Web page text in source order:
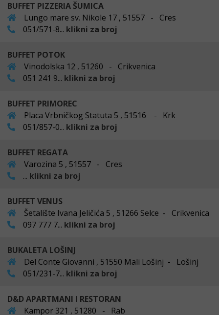
BUFFET PIZZERIA ŠUMICA
Lungo mare sv. Nikole 17 , 51557 - Cres
051/571-8... klikni za broj
BUFFET POTOK
Vinodolska 12 , 51260 - Crikvenica
051 241 9... klikni za broj
BUFFET PRIMOREC
Placa Vrbničkog Statuta 5 , 51516 - Krk
051/857-0... klikni za broj
BUFFET REGATA
Varozina 5 , 51557 - Cres
... klikni za broj
BUFFET VENUS
Šetalište Ivana Jeličića 5 , 51266 Selce - Crikvenica
097 777 7... klikni za broj
BUKALETA LOŠINJ
Del Conte Giovanni , 51550 Mali Lošinj - Lošinj
051/231-7... klikni za broj
D&D APARTMANI I RESTORAN
Kampor 321 , 51280 - Rab